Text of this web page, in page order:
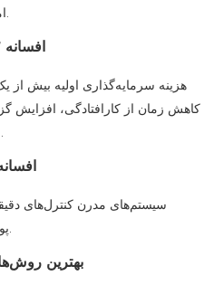
امکان را می‌دهد که سریع یاد بگیرند.
افسانه ۲: دو قابلمه خیلی گران هستند
هزینه سرمایه‌گذاری اولیه بیش از
کاهش زمان از کارافتادگی،
معمولاً نسبتاً سریع جبران می‌شوند.
افسانه ۳: کنترل پوشش سخت
سیستم‌های مدرن کنترل‌های
پوشش به راحتی قابل انتخاب هستند.
بهترین